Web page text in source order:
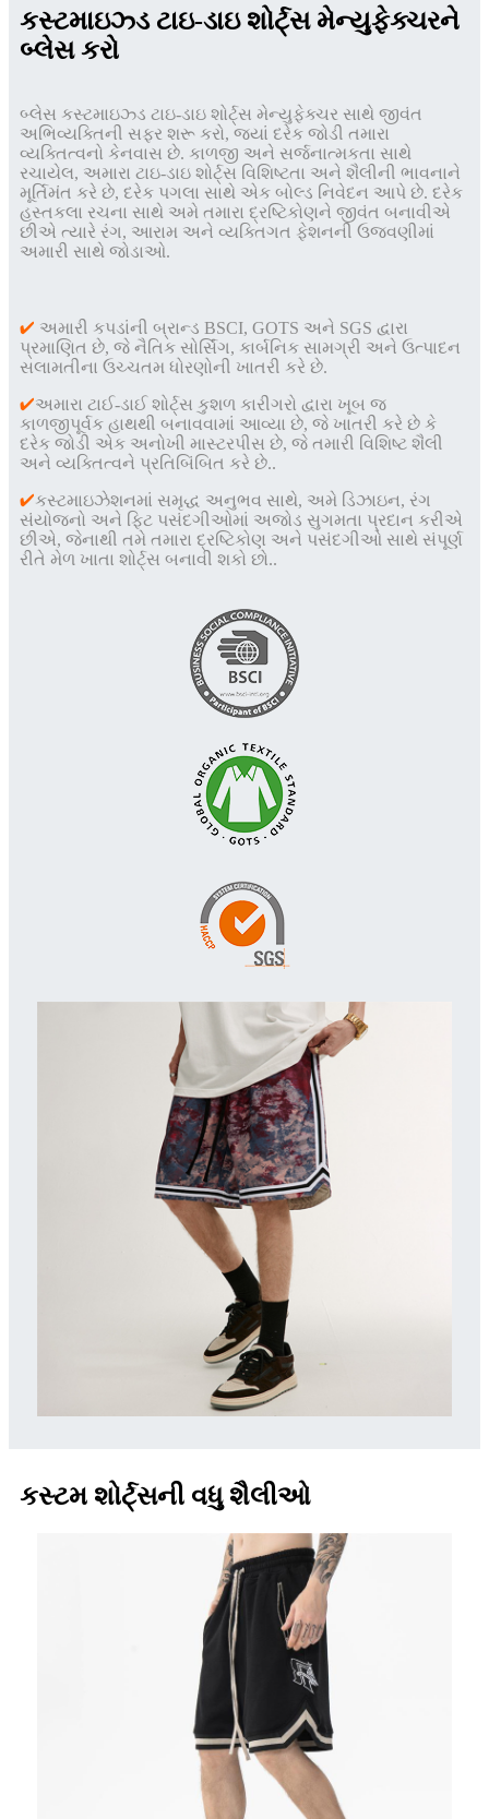
કસ્ટમાઇઝ્ડ ટાઇ-ડાઇ શોર્ટ્સ મેન્યુફેક્ચરને
બ્લેસ કરો
બ્લેસ કસ્ટમાઇઝ્ડ ટાઇ-ડાઇ શોર્ટ્સ મેન્યુફેક્ચર સાથે જીવંત
અભિવ્યક્તિની સફર શરૂ કરો, જ્યાં દરેક જોડી તમારા
વ્યક્તિત્વનો કેનવાસ છે. કાળજી અને સર્જનાત્મકતા સાથે
રચાયેલ, અમારા ટાઇ-ડાઇ શોર્ટ્સ વિશિષ્ટતા અને શૈલીની ભાવનાને
મૂર્તિમંત કરે છે, દરેક પગલા સાથે એક બોલ્ડ નિવેદન આપે છે. દરેક
હસ્તકલા રચના સાથે અમે તમારા દ્રષ્ટિકોણને જીવંત બનાવીએ
છીએ ત્યારે રંગ, આરામ અને વ્યક્તિગત ફેશનની ઉજવણીમાં
અમારી સાથે જોડાઓ.
✔ અમારી કપડાંની બ્રાન્ડ BSCI, GOTS અને SGS દ્વારા
પ્રમાણિત છે, જે નૈતિક સોર્સિંગ, કાર્બનિક સામગ્રી અને ઉત્પાદન
સલામતીના ઉચ્ચતમ ધોરણોની ખાતરી કરે છે.
✔અમારા ટાઈ-ડાઈ શોર્ટ્સ કુશળ કારીગરો દ્વારા ખૂબ જ
કાળજીપૂર્વક હાથથી બનાવવામાં આવ્યા છે, જે ખાતરી કરે છે કે
દરેક જોડી એક અનોખી માસ્ટરપીસ છે, જે તમારી વિશિષ્ટ શૈલી
અને વ્યક્તિત્વને પ્રતિબિંબિત કરે છે..
✔કસ્ટમાઇઝેશનમાં સમૃદ્ધ અનુભવ સાથે, અમે ડિઝાઇન, રંગ
સંયોજનો અને ફિટ પસંદગીઓમાં અજોડ સુગમતા પ્રદાન કરીએ
છીએ, જેનાથી તમે તમારા દ્રષ્ટિકોણ અને પસંદગીઓ સાથે સંપૂર્ણ
રીતે મેળ ખાતા શોર્ટ્સ બનાવી શકો છો..
કસ્ટમ શોર્ટ્સની વધુ શૈલીઓ